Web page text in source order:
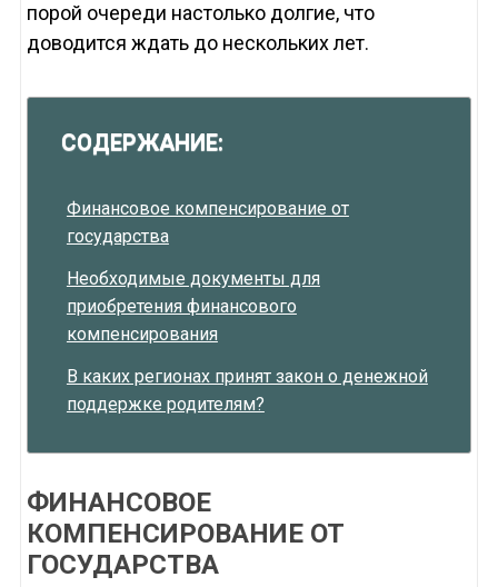
порой очереди настолько долгие, что
доводится ждать до нескольких лет.
СОДЕРЖАНИЕ:
Финансовое компенсирование от
государства
Необходимые документы для
приобретения финансового
компенсирования
В каких регионах принят закон о денежной
поддержке родителям?
ФИНАНСОВОЕ
КОМПЕНСИРОВАНИЕ ОТ
ГОСУДАРСТВА